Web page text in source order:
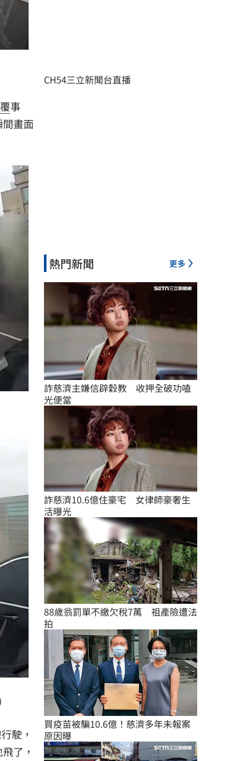
事
間畫面
駛，
了，
CH54三立新聞台直播
熱門新聞 更多
詐慈濟主嫌信辟穀教　收押全破功嗑
光便當
詐慈濟10.6億住豪宅　女律師豪奢生
活曝光
88歲翁罰單不繳欠稅7萬　祖產險遭法
拍
買疫苗被騙10.6億！慈濟多年未報案
原因曝